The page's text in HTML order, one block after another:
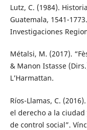
Lutz, C. (1984).
Guatemala, 1541-
Investigaciones
Métalsi, M. (2017).
& Manon Istasse
L’Harmattan.
Ríos-Llamas, C.
el derecho a la
de control social”.